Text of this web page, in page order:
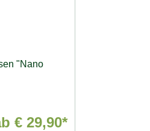
"Nano
€ 29,90*